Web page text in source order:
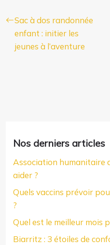
Sac à dos randonnée
enfant : initier les
jeunes à l’aventure
Nos derniers articles
Association humanitaire
aider ?
Quels vaccins prévoir
?
Quel est le meilleur mois
Biarritz : 3 étoiles de